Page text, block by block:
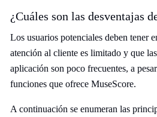
¿Cuáles son las desventajas
Los usuarios potenciales deben tener
atención al cliente es limitado y que
aplicación son poco frecuentes, a
funciones que ofrece MuseScore.
A continuación se enumeran las